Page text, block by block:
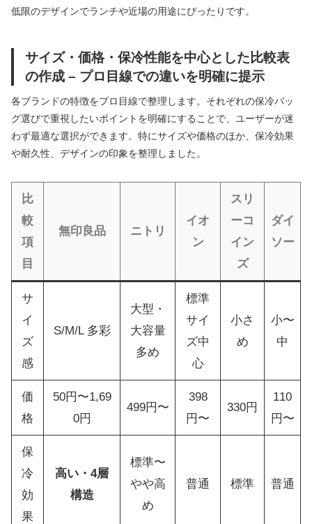
低限のデザインでランチや近場の用途にぴったりです。
サイズ・価格・保冷性能を中心とした比較表
の作成 – プロ目線での違いを明確に提示
各ブランドの特徴をプロ目線で整理します。それぞれの保冷バッ
グ選びで重視したいポイントを明確にすることで、ユーザーが迷
わず最適な選択ができます。特にサイズや価格のほか、保冷効果
や耐久性、デザインの印象を整理しました。
比
較
項
目
無印良品 ニトリ
イオ
ン
スリ
ーコ
イン
ズ
ダイ
ソー
サ
イ
ズ
感
S/M/L 多彩
大型・
大容量
多め
標準
サイ
ズ中
心
小さ
め
小〜
中
価
格
50円〜1,69
0円
499円〜
398
円〜
330円
110
円〜
保
冷
効
果
高い・4層
構造
標準〜
やや高
め
普通 標準 普通